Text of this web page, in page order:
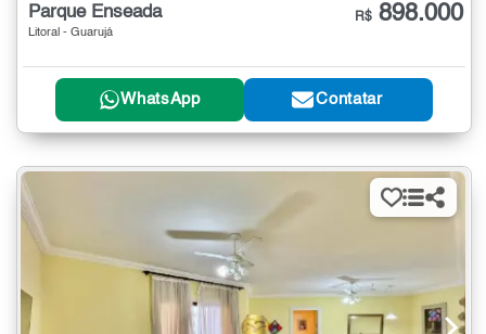
Parque Enseada
Litoral - Guarujá
R$ 898.000
WhatsApp Contatar